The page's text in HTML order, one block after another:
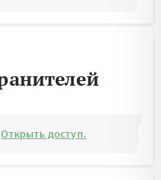
Открыть доступ.